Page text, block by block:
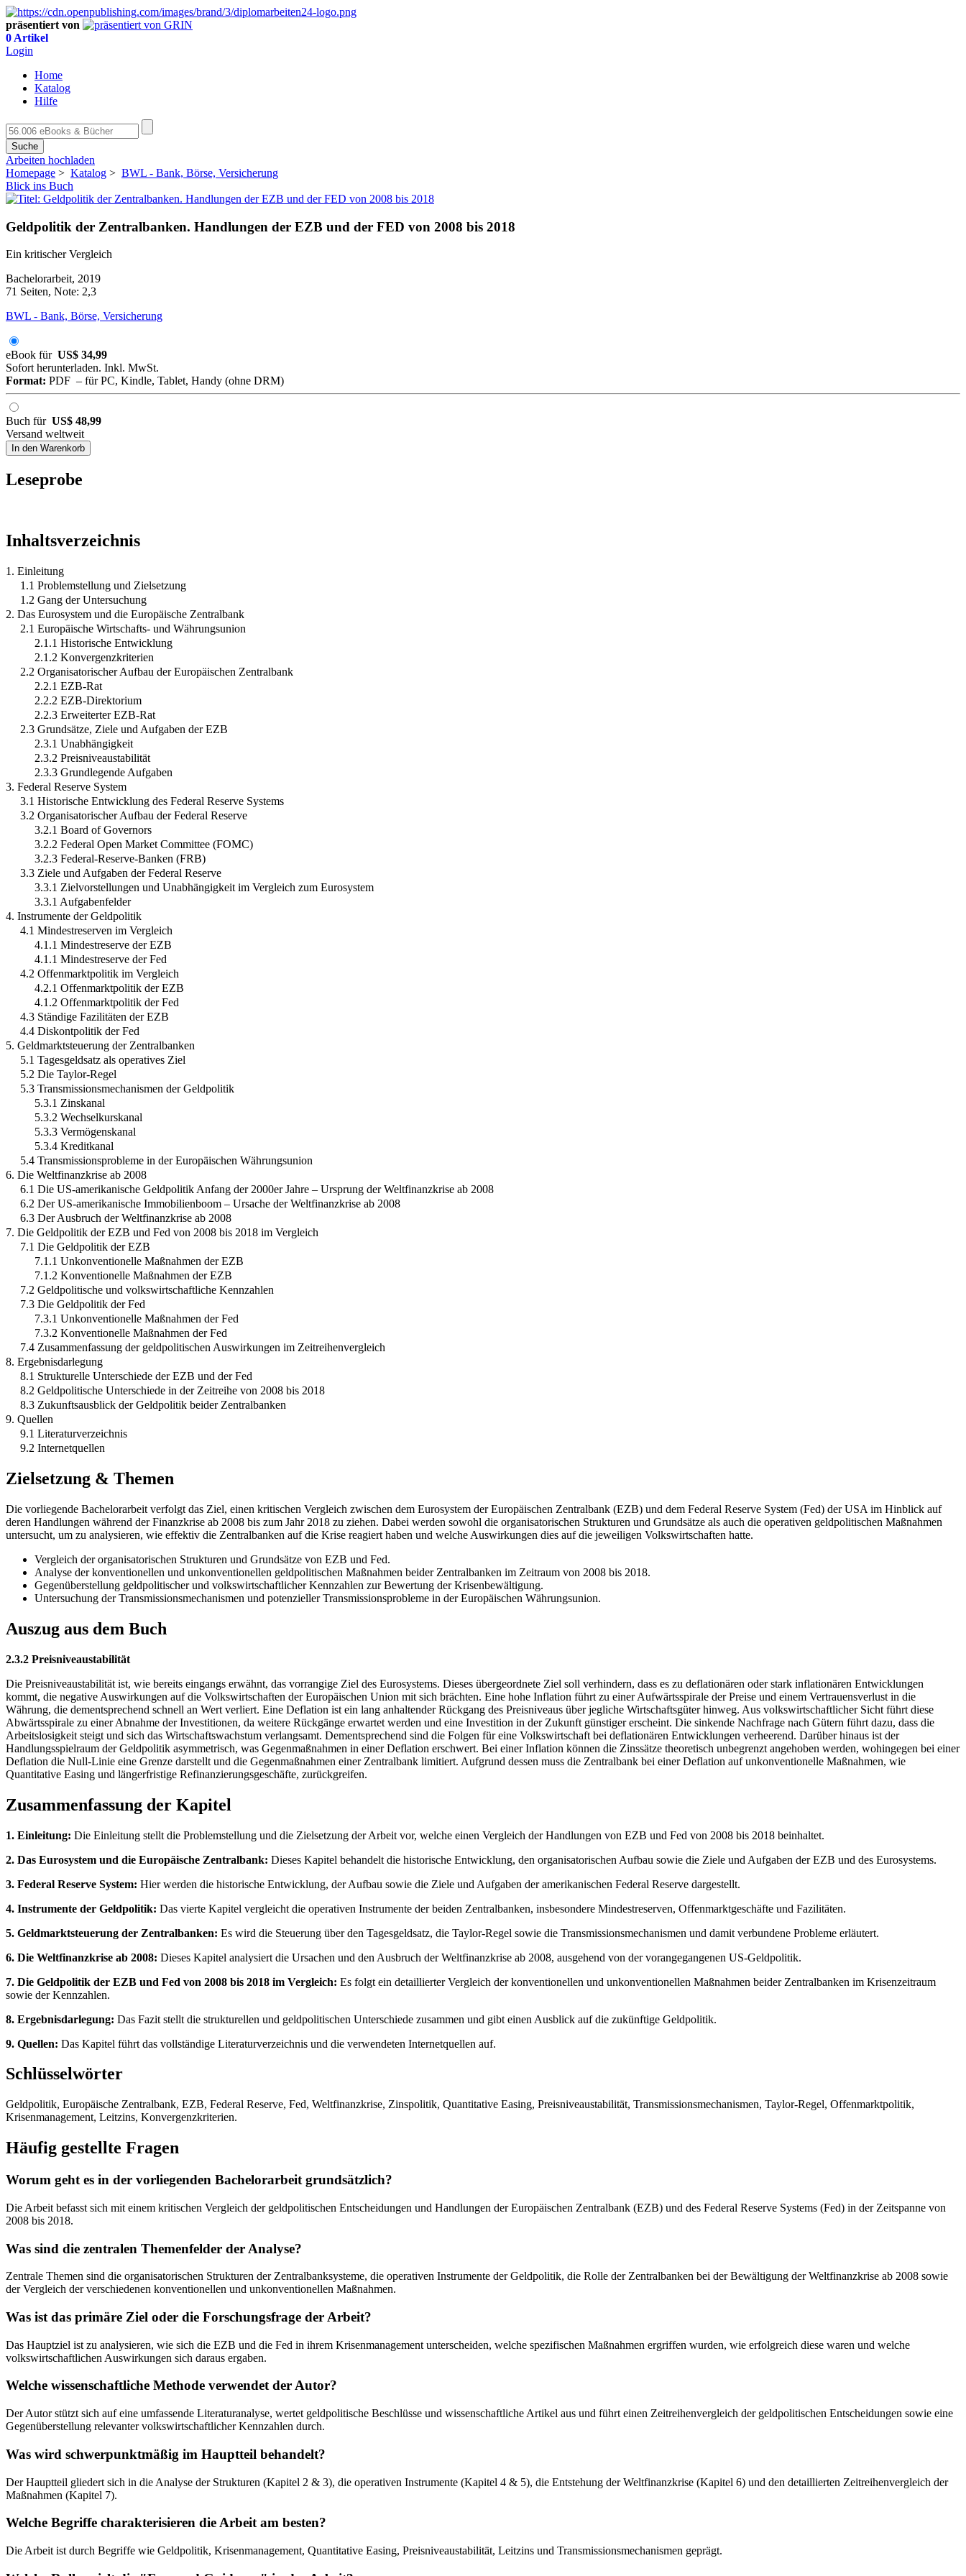
präsentiert von
0 Artikel
Login
Home
Katalog
Hilfe
Suche
Arbeiten hochladen
Homepage > Katalog > BWL - Bank, Börse, Versicherung
Blick ins Buch
Geldpolitik der Zentralbanken. Handlungen der EZB und der FED von 2008 bis 2018
Ein kritischer Vergleich
Bachelorarbeit, 2019
71 Seiten, Note: 2,3
BWL - Bank, Börse, Versicherung
eBook für US$ 34,99
Sofort herunterladen. Inkl. MwSt.
Format: PDF – für PC, Kindle, Tablet, Handy (ohne DRM)
Buch für US$ 48,99
Versand weltweit
In den Warenkorb
Leseprobe
Inhaltsverzeichnis
1. Einleitung
1.1 Problemstellung und Zielsetzung
1.2 Gang der Untersuchung
2. Das Eurosystem und die Europäische Zentralbank
2.1 Europäische Wirtschafts- und Währungsunion
2.1.1 Historische Entwicklung
2.1.2 Konvergenzkriterien
2.2 Organisatorischer Aufbau der Europäischen Zentralbank
2.2.1 EZB-Rat
2.2.2 EZB-Direktorium
2.2.3 Erweiterter EZB-Rat
2.3 Grundsätze, Ziele und Aufgaben der EZB
2.3.1 Unabhängigkeit
2.3.2 Preisniveaustabilität
2.3.3 Grundlegende Aufgaben
3. Federal Reserve System
3.1 Historische Entwicklung des Federal Reserve Systems
3.2 Organisatorischer Aufbau der Federal Reserve
3.2.1 Board of Governors
3.2.2 Federal Open Market Committee (FOMC)
3.2.3 Federal-Reserve-Banken (FRB)
3.3 Ziele und Aufgaben der Federal Reserve
3.3.1 Zielvorstellungen und Unabhängigkeit im Vergleich zum Eurosystem
3.3.1 Aufgabenfelder
4. Instrumente der Geldpolitik
4.1 Mindestreserven im Vergleich
4.1.1 Mindestreserve der EZB
4.1.1 Mindestreserve der Fed
4.2 Offenmarktpolitik im Vergleich
4.2.1 Offenmarktpolitik der EZB
4.1.2 Offenmarktpolitik der Fed
4.3 Ständige Fazilitäten der EZB
4.4 Diskontpolitik der Fed
5. Geldmarktsteuerung der Zentralbanken
5.1 Tagesgeldsatz als operatives Ziel
5.2 Die Taylor-Regel
5.3 Transmissionsmechanismen der Geldpolitik
5.3.1 Zinskanal
5.3.2 Wechselkurskanal
5.3.3 Vermögenskanal
5.3.4 Kreditkanal
5.4 Transmissionsprobleme in der Europäischen Währungsunion
6. Die Weltfinanzkrise ab 2008
6.1 Die US-amerikanische Geldpolitik Anfang der 2000er Jahre – Ursprung der Weltfinanzkrise ab 2008
6.2 Der US-amerikanische Immobilienboom – Ursache der Weltfinanzkrise ab 2008
6.3 Der Ausbruch der Weltfinanzkrise ab 2008
7. Die Geldpolitik der EZB und Fed von 2008 bis 2018 im Vergleich
7.1 Die Geldpolitik der EZB
7.1.1 Unkonventionelle Maßnahmen der EZB
7.1.2 Konventionelle Maßnahmen der EZB
7.2 Geldpolitische und volkswirtschaftliche Kennzahlen
7.3 Die Geldpolitik der Fed
7.3.1 Unkonventionelle Maßnahmen der Fed
7.3.2 Konventionelle Maßnahmen der Fed
7.4 Zusammenfassung der geldpolitischen Auswirkungen im Zeitreihenvergleich
8. Ergebnisdarlegung
8.1 Strukturelle Unterschiede der EZB und der Fed
8.2 Geldpolitische Unterschiede in der Zeitreihe von 2008 bis 2018
8.3 Zukunftsausblick der Geldpolitik beider Zentralbanken
9. Quellen
9.1 Literaturverzeichnis
9.2 Internetquellen
Zielsetzung & Themen
Die vorliegende Bachelorarbeit verfolgt das Ziel, einen kritischen Vergleich zwischen dem Eurosystem der Europäischen Zentralbank (EZB) und dem Federal Reserve System (Fed) der USA im Hinblick auf
deren Handlungen während der Finanzkrise ab 2008 bis zum Jahr 2018 zu ziehen. Dabei werden sowohl die organisatorischen Strukturen und Grundsätze als auch die operativen geldpolitischen Maßnahmen
untersucht, um zu analysieren, wie effektiv die Zentralbanken auf die Krise reagiert haben und welche Auswirkungen dies auf die jeweiligen Volkswirtschaften hatte.
Vergleich der organisatorischen Strukturen und Grundsätze von EZB und Fed.
Analyse der konventionellen und unkonventionellen geldpolitischen Maßnahmen beider Zentralbanken im Zeitraum von 2008 bis 2018.
Gegenüberstellung geldpolitischer und volkswirtschaftlicher Kennzahlen zur Bewertung der Krisenbewältigung.
Untersuchung der Transmissionsmechanismen und potenzieller Transmissionsprobleme in der Europäischen Währungsunion.
Auszug aus dem Buch
2.3.2 Preisniveaustabilität
Die Preisniveaustabilität ist, wie bereits eingangs erwähnt, das vorrangige Ziel des Eurosystems. Dieses übergeordnete Ziel soll verhindern, dass es zu deflationären oder stark inflationären Entwicklungen
kommt, die negative Auswirkungen auf die Volkswirtschaften der Europäischen Union mit sich brächten. Eine hohe Inflation führt zu einer Aufwärtsspirale der Preise und einem Vertrauensverlust in die
Währung, die dementsprechend schnell an Wert verliert. Eine Deflation ist ein lang anhaltender Rückgang des Preisniveaus über jegliche Wirtschaftsgüter hinweg. Aus volkswirtschaftlicher Sicht führt diese
Abwärtsspirale zu einer Abnahme der Investitionen, da weitere Rückgänge erwartet werden und eine Investition in der Zukunft günstiger erscheint. Die sinkende Nachfrage nach Gütern führt dazu, dass die
Arbeitslosigkeit steigt und sich das Wirtschaftswachstum verlangsamt. Dementsprechend sind die Folgen für eine Volkswirtschaft bei deflationären Entwicklungen verheerend. Darüber hinaus ist der
Handlungsspielraum der Geldpolitik asymmetrisch, was Gegenmaßnahmen in einer Deflation erschwert. Bei einer Inflation können die Zinssätze theoretisch unbegrenzt angehoben werden, wohingegen bei einer
Deflation die Null-Linie eine Grenze darstellt und die Gegenmaßnahmen einer Zentralbank limitiert. Aufgrund dessen muss die Zentralbank bei einer Deflation auf unkonventionelle Maßnahmen, wie
Quantitative Easing und längerfristige Refinanzierungsgeschäfte, zurückgreifen.
Zusammenfassung der Kapitel
1. Einleitung: Die Einleitung stellt die Problemstellung und die Zielsetzung der Arbeit vor, welche einen Vergleich der Handlungen von EZB und Fed von 2008 bis 2018 beinhaltet.
2. Das Eurosystem und die Europäische Zentralbank: Dieses Kapitel behandelt die historische Entwicklung, den organisatorischen Aufbau sowie die Ziele und Aufgaben der EZB und des Eurosystems.
3. Federal Reserve System: Hier werden die historische Entwicklung, der Aufbau sowie die Ziele und Aufgaben der amerikanischen Federal Reserve dargestellt.
4. Instrumente der Geldpolitik: Das vierte Kapitel vergleicht die operativen Instrumente der beiden Zentralbanken, insbesondere Mindestreserven, Offenmarktgeschäfte und Fazilitäten.
5. Geldmarktsteuerung der Zentralbanken: Es wird die Steuerung über den Tagesgeldsatz, die Taylor-Regel sowie die Transmissionsmechanismen und damit verbundene Probleme erläutert.
6. Die Weltfinanzkrise ab 2008: Dieses Kapitel analysiert die Ursachen und den Ausbruch der Weltfinanzkrise ab 2008, ausgehend von der vorangegangenen US-Geldpolitik.
7. Die Geldpolitik der EZB und Fed von 2008 bis 2018 im Vergleich: Es folgt ein detaillierter Vergleich der konventionellen und unkonventionellen Maßnahmen beider Zentralbanken im Krisenzeitraum
sowie der Kennzahlen.
8. Ergebnisdarlegung: Das Fazit stellt die strukturellen und geldpolitischen Unterschiede zusammen und gibt einen Ausblick auf die zukünftige Geldpolitik.
9. Quellen: Das Kapitel führt das vollständige Literaturverzeichnis und die verwendeten Internetquellen auf.
Schlüsselwörter
Geldpolitik, Europäische Zentralbank, EZB, Federal Reserve, Fed, Weltfinanzkrise, Zinspolitik, Quantitative Easing, Preisniveaustabilität, Transmissionsmechanismen, Taylor-Regel, Offenmarktpolitik,
Krisenmanagement, Leitzins, Konvergenzkriterien.
Häufig gestellte Fragen
Worum geht es in der vorliegenden Bachelorarbeit grundsätzlich?
Die Arbeit befasst sich mit einem kritischen Vergleich der geldpolitischen Entscheidungen und Handlungen der Europäischen Zentralbank (EZB) und des Federal Reserve Systems (Fed) in der Zeitspanne von
2008 bis 2018.
Was sind die zentralen Themenfelder der Analyse?
Zentrale Themen sind die organisatorischen Strukturen der Zentralbanksysteme, die operativen Instrumente der Geldpolitik, die Rolle der Zentralbanken bei der Bewältigung der Weltfinanzkrise ab 2008 sowie
der Vergleich der verschiedenen konventionellen und unkonventionellen Maßnahmen.
Was ist das primäre Ziel oder die Forschungsfrage der Arbeit?
Das Hauptziel ist zu analysieren, wie sich die EZB und die Fed in ihrem Krisenmanagement unterscheiden, welche spezifischen Maßnahmen ergriffen wurden, wie erfolgreich diese waren und welche
volkswirtschaftlichen Auswirkungen sich daraus ergaben.
Welche wissenschaftliche Methode verwendet der Autor?
Der Autor stützt sich auf eine umfassende Literaturanalyse, wertet geldpolitische Beschlüsse und wissenschaftliche Artikel aus und führt einen Zeitreihenvergleich der geldpolitischen Entscheidungen sowie eine
Gegenüberstellung relevanter volkswirtschaftlicher Kennzahlen durch.
Was wird schwerpunktmäßig im Hauptteil behandelt?
Der Hauptteil gliedert sich in die Analyse der Strukturen (Kapitel 2 & 3), die operativen Instrumente (Kapitel 4 & 5), die Entstehung der Weltfinanzkrise (Kapitel 6) und den detaillierten Zeitreihenvergleich der
Maßnahmen (Kapitel 7).
Welche Begriffe charakterisieren die Arbeit am besten?
Die Arbeit ist durch Begriffe wie Geldpolitik, Krisenmanagement, Quantitative Easing, Preisniveaustabilität, Leitzins und Transmissionsmechanismen geprägt.